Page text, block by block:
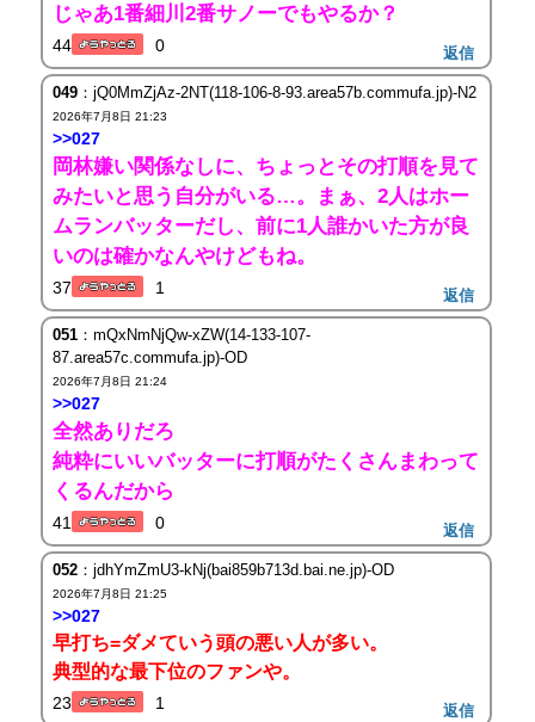
じゃあ1番細川2番サノーでもやるか？
44 0 返信
049：jQ0MmZjAz-2NT(118-106-8-93.area57b.commufa.jp)-N2
2026年7月8日 21:23
>>027
岡林嫌い関係なしに、ちょっとその打順を見て
みたいと思う自分がいる…。まぁ、2人はホー
ムランバッターだし、前に1人誰かいた方が良
いのは確かなんやけどもね。
37 1 返信
051：mQxNmNjQw-xZW(14-133-107-
87.area57c.commufa.jp)-OD
2026年7月8日 21:24
>>027
全然ありだろ
純粋にいいバッターに打順がたくさんまわって
くるんだから
41 0 返信
052：jdhYmZmU3-kNj(bai859b713d.bai.ne.jp)-OD
2026年7月8日 21:25
>>027
早打ち=ダメていう頭の悪い人が多い。
典型的な最下位のファンや。
23 1 返信